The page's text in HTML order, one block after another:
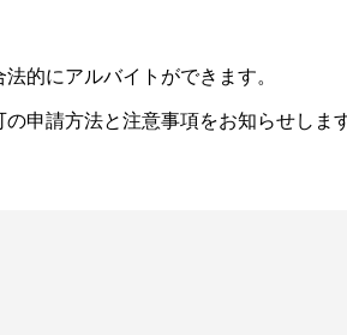
的にアルバイトができます。
申請方法と注意事項をお知らせしま